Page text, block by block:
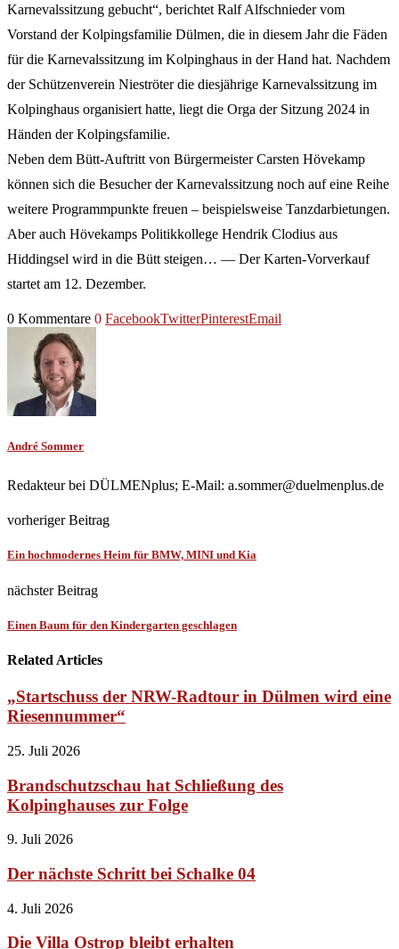
Karnevalssitzung gebucht“, berichtet Ralf Alfschnieder vom
Vorstand der Kolpingsfamilie Dülmen, die in diesem Jahr die Fäden
für die Karnevalssitzung im Kolpinghaus in der Hand hat. Nachdem
der Schützenverein Nieströter die diesjährige Karnevalssitzung im
Kolpinghaus organisiert hatte, liegt die Orga der Sitzung 2024 in
Händen der Kolpingsfamilie.
Neben dem Bütt-Auftritt von Bürgermeister Carsten Hövekamp
können sich die Besucher der Karnevalssitzung noch auf eine Reihe
weitere Programmpunkte freuen – beispielsweise Tanzdarbietungen.
Aber auch Hövekamps Politikkollege Hendrik Clodius aus
Hiddingsel wird in die Bütt steigen… — Der Karten-Vorverkauf
startet am 12. Dezember.
0 Kommentare 0 FacebookTwitterPinterestEmail
André Sommer
Redakteur bei DÜLMENplus; E-Mail: a.sommer@duelmenplus.de
vorheriger Beitrag
Ein hochmodernes Heim für BMW, MINI und Kia
nächster Beitrag
Einen Baum für den Kindergarten geschlagen
Related Articles
„Startschuss der NRW-Radtour in Dülmen wird eine
Riesennummer“
25. Juli 2026
Brandschutzschau hat Schließung des
Kolpinghauses zur Folge
9. Juli 2026
Der nächste Schritt bei Schalke 04
4. Juli 2026
Die Villa Ostrop bleibt erhalten